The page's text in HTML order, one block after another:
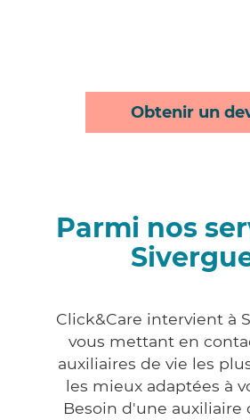
Obtenir un
Parmi nos
Click&Care intervient à
vous mettant en
auxiliaires de vie les
les mieux adaptées à
Besoin d'une auxiliaire